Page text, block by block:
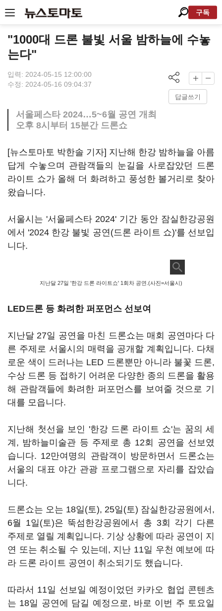
구독
"1000대 드론 불빛 서울 밤하늘에 수놓
는다"
입력: 2024-05-15 12:00:00
수정: 2024-05-16 09:04:37
답글쓰기
서울페스타 2024…5~6월 공연 개최
오후 8시부터 15분간 드론쇼
[뉴스토마토 박한솔 기자] 지난해 한강 밤하늘을 아름
답게 수놓으며 관람객들의 눈길을 사로잡았던 드론
라이트 쇼가 올해 더 화려하고 풍성한 볼거리로 찾아
왔습니다.
서울시는 '서울페스타 2024' 기간 동안 잠실한강공원
에서 '2024 한강 불빛 공연(드론 라이트 쇼)'를 선보입
니다.
지난달 27일 '한강 드론 라이트쇼' 1회차 공연.(사진=서울시)
LED드론 등 화려한 퍼포먼스 선보여
지난달 27일 공연을 마친 드론쇼는 매회 공연마다 다
른 주제로 서울시의 매력을 공개할 계획입니다. 다채
로운 색이 드러나는 LED 드론뿐만 아니라 불꽃 드론,
수상 드론 등 접하기 어려운 다양한 종의 드론을 활용
해 관람객들에 화려한 퍼포먼스를 보여줄 것으로 기
대를 모읍니다.
지난해 첫선을 보인 '한강 드론 라이트 쇼'는 꿈의 세
계, 밤하늘미술관 등 주제로 총 12회 공연을 선보였
습니다. 12만여명의 관람객이 방문하면서 드론쇼는
서울의 대표 야간 관광 프로그램으로 자리를 잡았습
니다.
드론쇼는 오는 18일(토), 25일(토) 잠실한강공원에서,
6월 1일(토)은 뚝섬한강공원에서 총 3회 각기 다른
주제로 열릴 계획입니다. 기상 상황에 따라 공연이 지
연 또는 취소될 수 있는데, 지난 11일 우천 예보에 따
라 드론 라이트 공연이 취소되기도 했습니다.
따라서 11일 선보일 예정이었던 카카오 협업 콘텐츠
는 18일 공연에 담길 예정으로, 바로 이번 주 토요일